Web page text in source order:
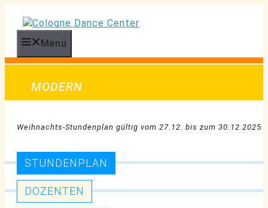
Inhalt
springen
Menü
MODERN
Weihnachts-Stundenplan gültig vom 27.12. bis zum 30.12.2025
STUNDENPLAN
DOZENTEN